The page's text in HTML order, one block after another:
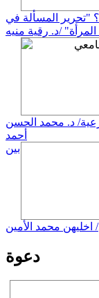
"تحرير المسألة في
/د. رقية منيه
د. محمد الحسن
أحمد
بين
اخليهن محمد الأمين
دعوة